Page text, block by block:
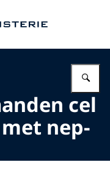
cel
nep-